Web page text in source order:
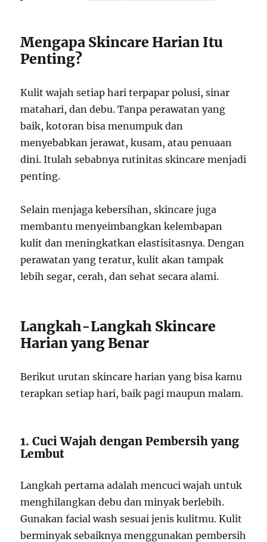
Mengapa Skincare Harian Itu
Penting?
Kulit wajah setiap hari terpapar polusi, sinar
matahari, dan debu. Tanpa perawatan yang
baik, kotoran bisa menumpuk dan
menyebabkan jerawat, kusam, atau penuaan
dini. Itulah sebabnya rutinitas skincare menjadi
penting.
Selain menjaga kebersihan, skincare juga
membantu menyeimbangkan kelembapan
kulit dan meningkatkan elastisitasnya. Dengan
perawatan yang teratur, kulit akan tampak
lebih segar, cerah, dan sehat secara alami.
Langkah-Langkah Skincare
Harian yang Benar
Berikut urutan skincare harian yang bisa kamu
terapkan setiap hari, baik pagi maupun malam.
1. Cuci Wajah dengan Pembersih yang
Lembut
Langkah pertama adalah mencuci wajah untuk
menghilangkan debu dan minyak berlebih.
Gunakan facial wash sesuai jenis kulitmu. Kulit
berminyak sebaiknya menggunakan pembersih